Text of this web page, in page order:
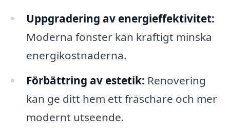
Uppgradering av energieffektivitet:
Moderna fönster kan kraftigt minska
energikostnaderna.
Förbättring av estetik: Renovering
kan ge ditt hem ett fräschare och mer
modernt utseende.